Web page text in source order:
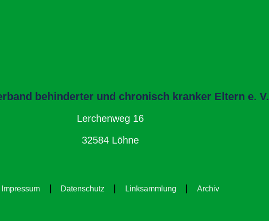
behinderter und chronisch kranker Eltern e. V.
Lerchenweg 16
32584 Löhne
Impressum Datenschutz Linksammlung Archiv